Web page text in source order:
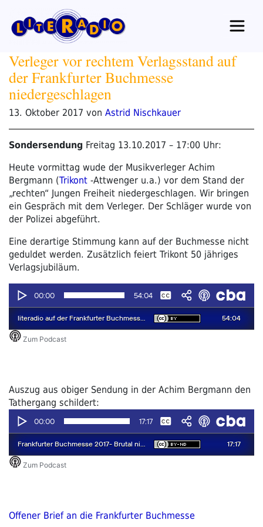
Inhalt
springen
Verleger vor rechtem Verlagsstand auf
der Frankfurter Buchmesse
niedergeschlagen
13. Oktober 2017 Veröffentlicht
von Astrid Nischkauer
Sondersendung Freitag 13.10.2017 – 17:00 Uhr:
Heute vormittag wude der Musikverleger Achim
Bergmann (Trikont -Attwenger u.a.) vor dem Stand der
„rechten“ Jungen Freiheit niedergeschlagen. Wir bringen
ein Gespräch mit dem Verleger. Der Schläger wurde von
der Polizei abgeführt.
Eine derartige Stimmung kann auf der Buchmesse nicht
geduldet werden. Zusätzlich feiert Trikont 50 jähriges
Verlagsjubiläum.
Auszug aus obiger Sendung in der Achim Bergmann den
Tathergang schildert:
Offener Brief an die Frankfurter Buchmesse